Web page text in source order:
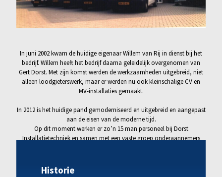
In juni 2002 kwam de huidige eigenaar Willem van Rij in dienst bij het
bedrijf. Willem heeft het bedrijf daarna geleidelijk overgenomen van
Gert Dorst. Met zijn komst werden de werkzaamheden uitgebreid, niet
alleen loodgieterswerk, maar er werden nu ook kleinschalige CV en
MV-installaties gemaakt.
In 2012 is het huidige pand gemoderniseerd en uitgebreid en aangepast
aan de eisen van de moderne tijd.
Op dit moment werken er zo’n 15 man personeel bij Dorst
Installatietechniek en samen met een vaste groep onderaannemers
Historie